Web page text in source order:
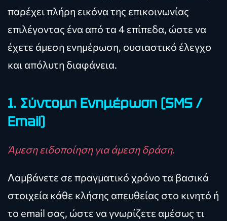
παρέχει πλήρη εικόνα της επικοινωνίας
επιλέγοντας ένα από τα 4 επίπεδα, ώστε να
έχετε άμεση ενημέρωση, ουσιαστικό έλεγχο
και απόλυτη διαφάνεια.
1. Σύντομη Ενημέρωση (SMS /
Email)
Άμεση ειδοποίηση για άμεση δράση.
Λαμβάνετε σε πραγματικό χρόνο τα βασικά
στοιχεία κάθε κλήσης απευθείας στο κινητό ή
το email σας, ώστε να γνωρίζετε αμέσως τι